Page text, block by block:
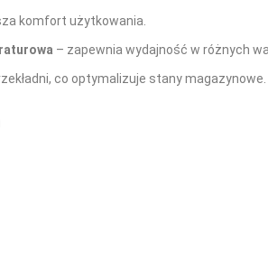
komfort użytkowania.
– zapewnia wydajność w różnych
co optymalizuje stany magazynowe.